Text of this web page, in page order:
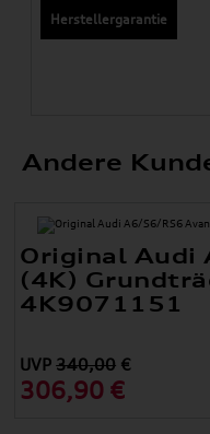
Herstellergarantie
Andere
Original Audi
(4K)
4K9071151
UVP340,00 €
306,90 €